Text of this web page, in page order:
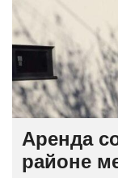
Аренда
районе